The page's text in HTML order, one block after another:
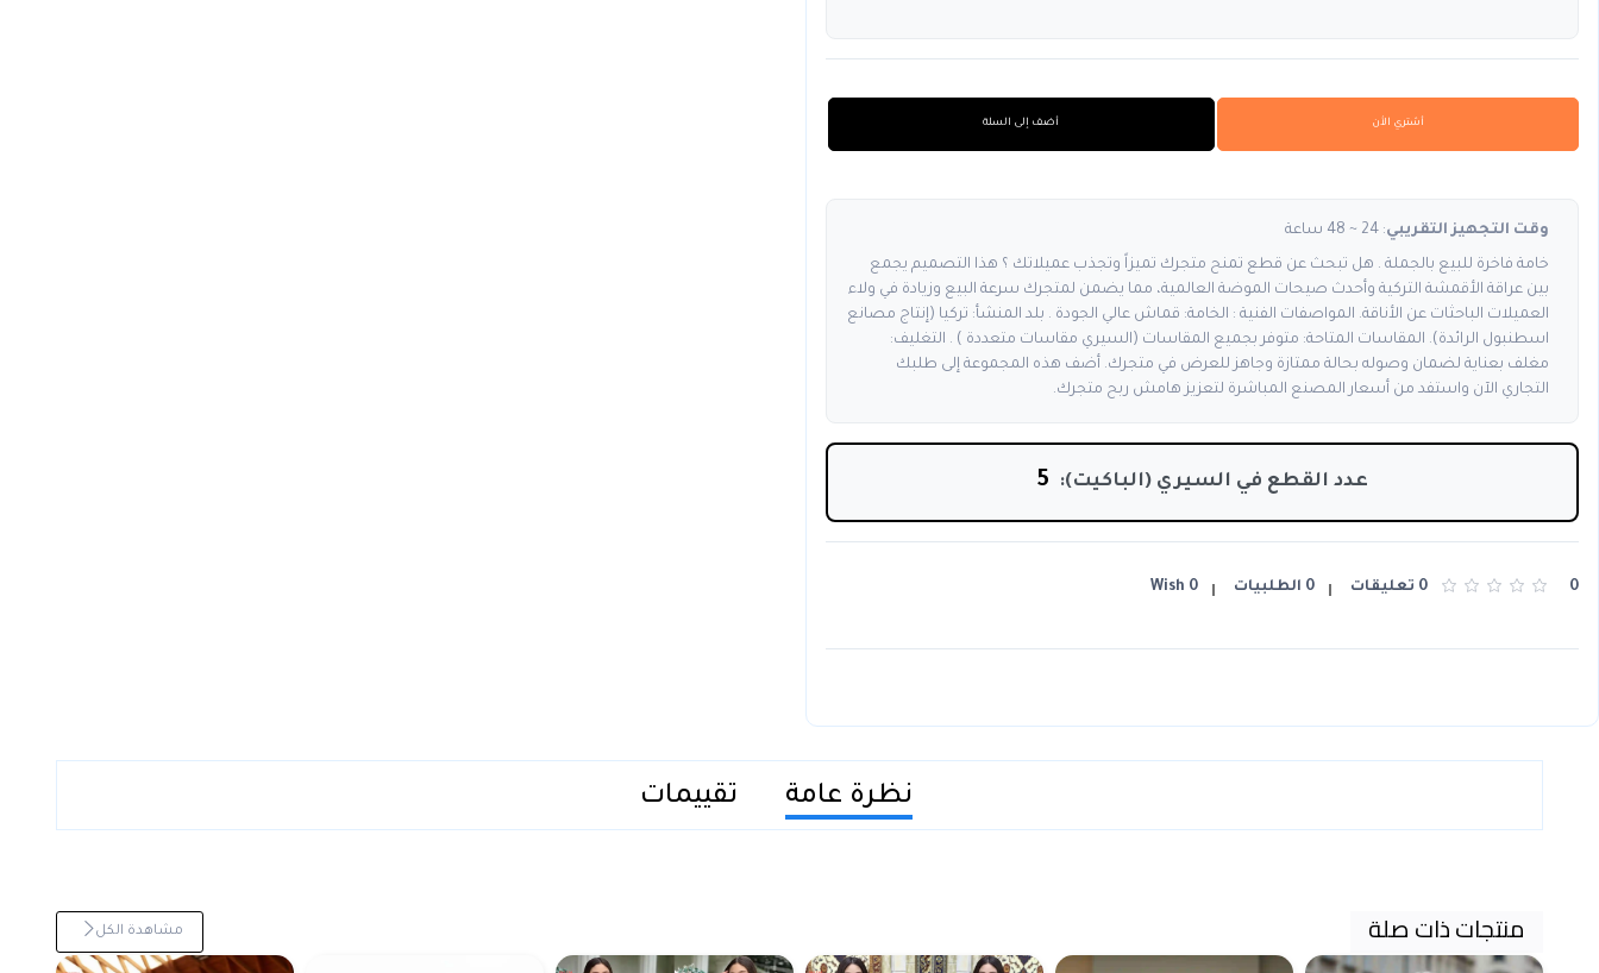
أشتري الأن أضف إلى السلة
وقت التجهيز التقريبي: 24 ~ 48 ساعة
خامة فاخرة للبيع بالجملة . هل تبحث عن قطع تمنح متجرك تميزاً وتجذب عميلاتك ؟ هذا التصميم يجمع
بين عراقة الأقمشة التركية وأحدث صيحات الموضة العالمية، مما يضمن لمتجرك سرعة البيع وزيادة في ولاء
العميلات الباحثات عن الأناقة. المواصفات الفنية : الخامة: قماش عالي الجودة . بلد المنشأ: تركيا (إنتاج مصانع
اسطنبول الرائدة). المقاسات المتاحة: متوفر بجميع المقاسات (السيري مقاسات متعددة ) . التغليف:
مغلف بعناية لضمان وصوله بحالة ممتازة وجاهز للعرض في متجرك. أضف هذه المجموعة إلى طلبك
التجاري الآن واستفد من أسعار المصنع المباشرة لتعزيز هامش ربح متجرك.
عدد القطع في السيري (الباكيت): 5
0 0 تعليقات 0 الطلبيات 0 Wish
نظرة عامة تقييمات
منتجات ذات صلة مشاهدة الكل